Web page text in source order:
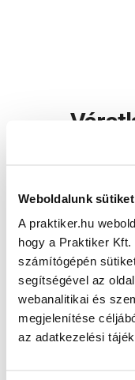
Weboldalunk
A praktiker.hu
hogy a Praktiker
számítógépén
segítségével az
webanalitikai és
megjelenítése
az adatkezelési